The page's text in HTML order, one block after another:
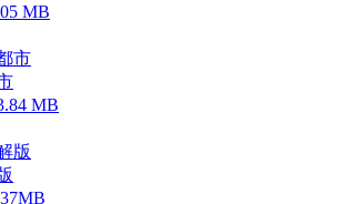
MB
MB